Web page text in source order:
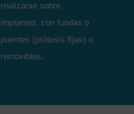
realizarse sobre
implantes, con fundas o
puentes (prótesis fijas) o
removibles.